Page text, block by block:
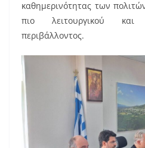
καθημερινότητας των
πιο λειτουργικού και
περιβάλλοντος.